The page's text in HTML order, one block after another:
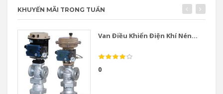
KHUYẾN MÃI TRONG TUẦN
Van Điều Khiển Điện Khí Nén...
0